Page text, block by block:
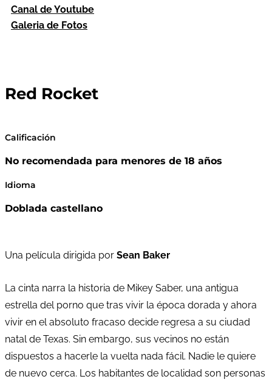
Canal de Youtube
Galeria de Fotos
Red Rocket
Calificación
No recomendada para menores de 18 años
Idioma
Doblada castellano
Una película dirigida por Sean Baker
La cinta narra la historia de Mikey Saber, una antigua
estrella del porno que tras vivir la época dorada y ahora
vivir en el absoluto fracaso decide regresa a su ciudad
natal de Texas. Sin embargo, sus vecinos no están
dispuestos a hacerle la vuelta nada fácil. Nadie le quiere
de nuevo cerca. Los habitantes de localidad son personas